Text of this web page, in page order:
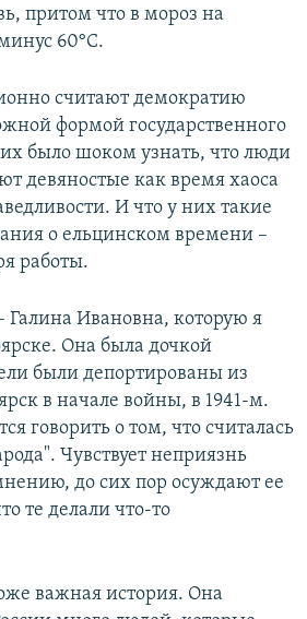
притом что в мороз на
60°С.
считают демократию
формой государственного
было шоком узнать, что люди
девяностые как время хаоса
И что у них такие
о ельцинском времени –
работы.
Галина Ивановна, которую я
Она была дочкой
были депортированы из
в начале войны, в 1941-м.
говорить о том, что считалась
Чувствует неприязнь
до сих пор осуждают ее
те делали что-то
важная история. Она